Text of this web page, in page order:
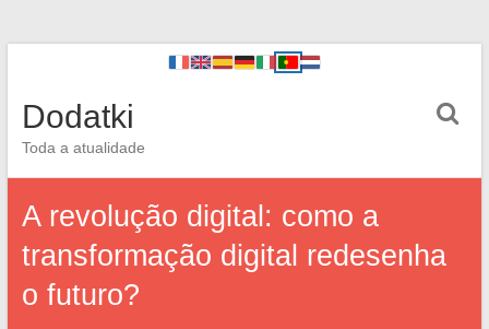
Dodatki
Toda a atualidade
A revolução digital: como a
transformação digital redesenha
o futuro?